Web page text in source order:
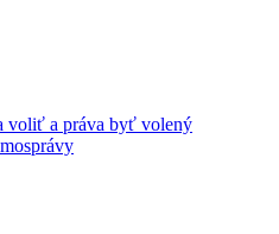
voliť a práva byť volený